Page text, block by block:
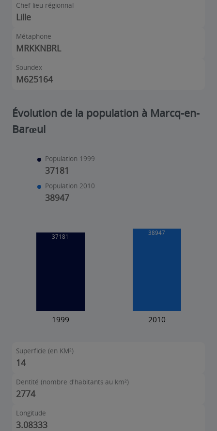
Chef lieu régionnal
Lille
Métaphone
MRKKNBRL
Soundex
M625164
Évolution de la population à Marcq-en-
Barœul
Population 1999
37181
Population 2010
38947
Superficie (en KM²)
14
Dentité (nombre d'habitants au km²)
2774
Longitude
3.08333